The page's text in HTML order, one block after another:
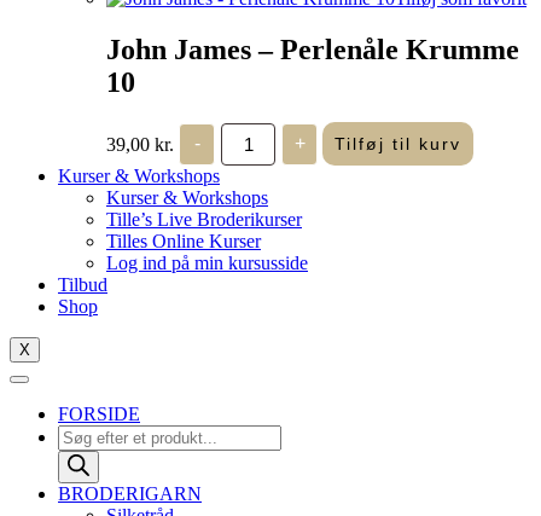
John James – Perlenåle Krumme
10
39,00 kr. -
John
James
-
Perlenåle
Krumme
10
antal
+ Tilføj til kurv
Kurser & Workshops
Kurser & Workshops
Tille’s Live Broderikurser
Tilles Online Kurser
Log ind på min kursusside
Tilbud
Shop
X
FORSIDE
Products
search
BRODERIGARN